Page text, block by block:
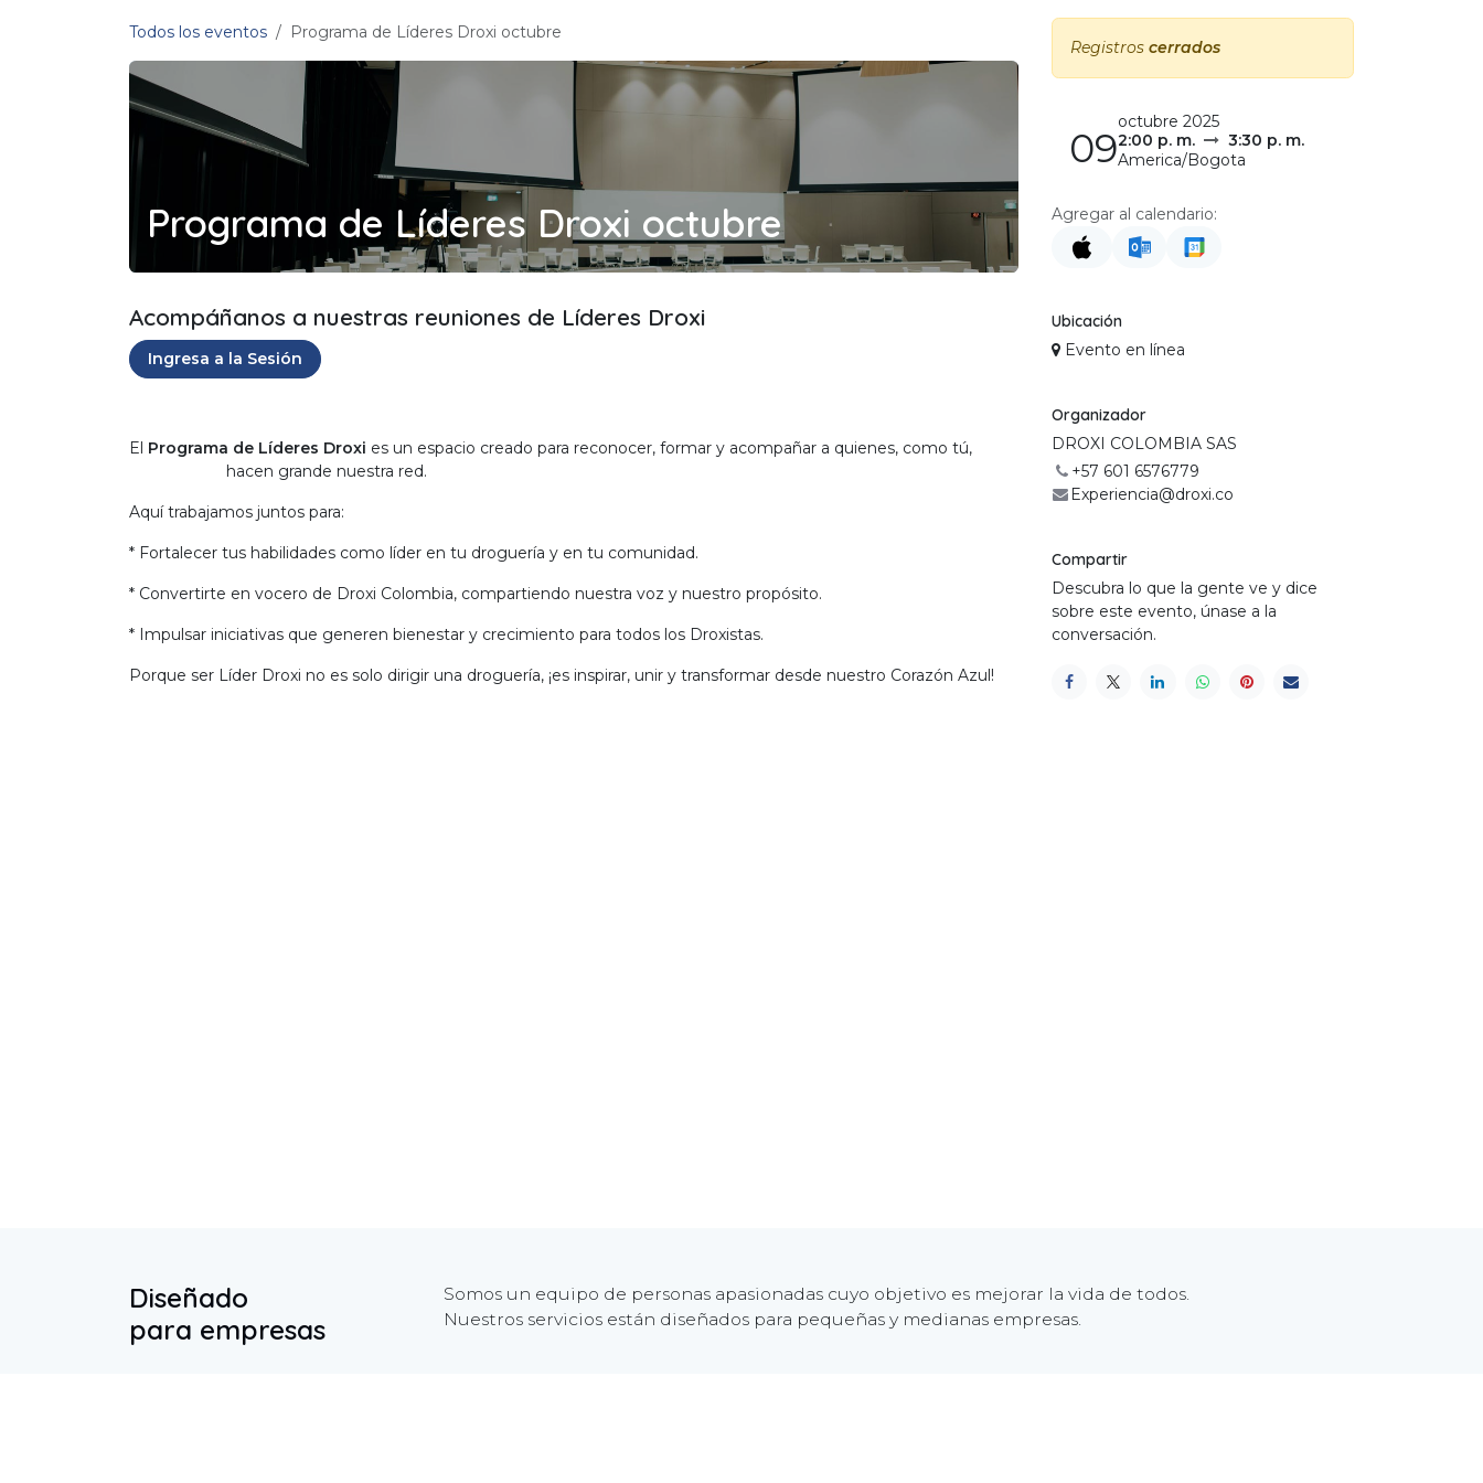
Todos los eventos
Programa de Líderes Droxi octubre
Programa de Líderes Droxi octubre
Acompáñanos a nuestras reuniones de Líderes Droxi
Ingresa a la Sesión
El Programa de Líderes Droxi es un espacio creado para reconocer, formar y acompañar a quienes, como tú,
hacen grande nuestra red.
Aquí trabajamos juntos para:
* Fortalecer tus habilidades como líder en tu droguería y en tu comunidad.
* Convertirte en vocero de Droxi Colombia, compartiendo nuestra voz y nuestro propósito.
* Impulsar iniciativas que generen bienestar y crecimiento para todos los Droxistas.
Porque ser Líder Droxi no es solo dirigir una droguería, ¡es inspirar, unir y transformar desde nuestro Corazón Azul!
Registros cerrados
09
octubre 2025
2:00 p. m.
3:30 p. m.
America/Bogota
Agregar al calendario:
Ubicación
Evento en línea
Organizador
DROXI COLOMBIA SAS
+57 601 6576779
Experiencia@droxi.co
Compartir
Descubra lo que la gente ve y dice
sobre este evento, únase a la
conversación.
Diseñado
para empresas
Somos un equipo de personas apasionadas cuyo objetivo es mejorar la vida de todos.
Nuestros servicios están diseñados para pequeñas y medianas empresas.